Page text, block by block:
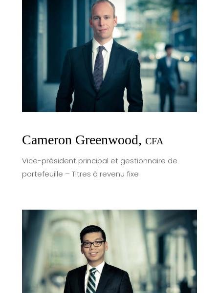
Cameron Greenwood, CFA
Vice-président principal et gestionnaire de
portefeuille – Titres à revenu fixe